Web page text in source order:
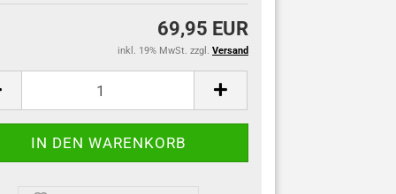
69,95 EUR
inkl. 19% MwSt. zzgl. Versand